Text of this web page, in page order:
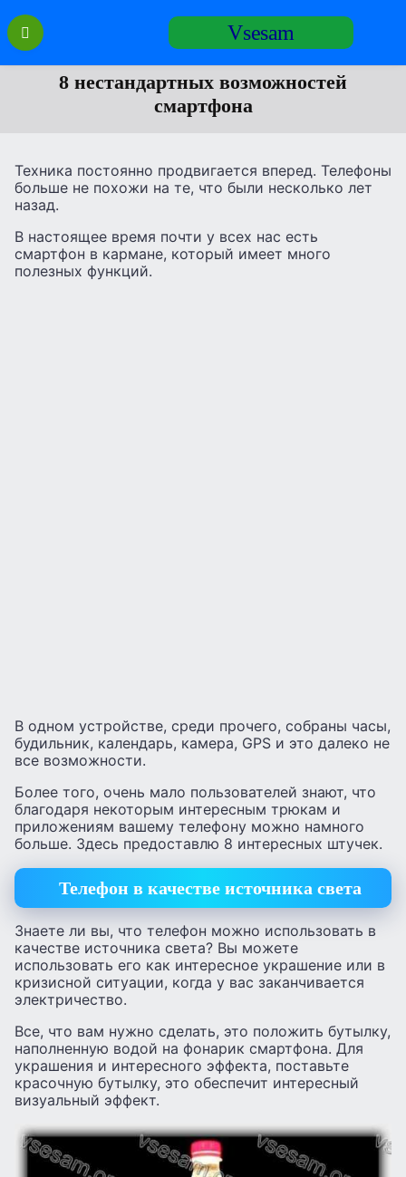
Перейти
содержанию
Vsesam
8 нестандартных возможностей
смартфона
Техника постоянно продвигается вперед. Телефоны
больше не похожи на те, что были несколько лет
назад.
В настоящее время почти у всех нас есть
смартфон в кармане, который имеет много
полезных функций.
В одном устройстве, среди прочего, собраны часы,
будильник, календарь, камера, GPS и это далеко не
все возможности.
Более того, очень мало пользователей знают, что
благодаря некоторым интересным трюкам и
приложениям вашему телефону можно намного
больше. Здесь предоставлю 8 интересных штучек.
Телефон в качестве источника света
Знаете ли вы, что телефон можно использовать в
качестве источника света? Вы можете
использовать его как интересное украшение или в
кризисной ситуации, когда у вас заканчивается
электричество.
Все, что вам нужно сделать, это положить бутылку,
наполненную водой на фонарик смартфона. Для
украшения и интересного эффекта, поставьте
красочную бутылку, это обеспечит интересный
визуальный эффект.